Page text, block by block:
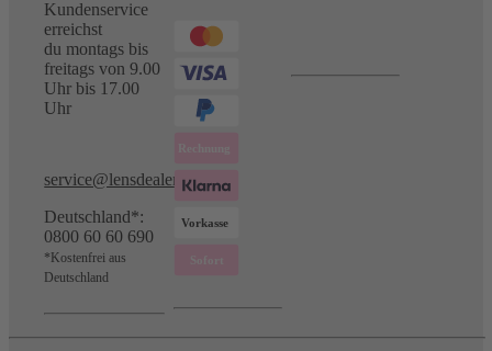
Kundenservice
erreichst
du montags bis
freitags von 9.00
Uhr bis 17.00
Uhr
service@lensdealer.com
Deutschland*:
0800 60 60 690
*Kostenfrei aus
Deutschland